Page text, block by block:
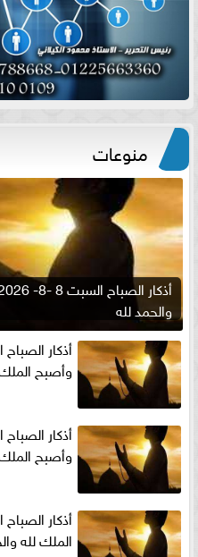
منوعات
والحمد لله
وأصبح
وأصبح
الملك لله